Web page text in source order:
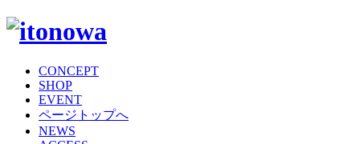
CONCEPT
SHOP
EVENT
ページトップへ
NEWS